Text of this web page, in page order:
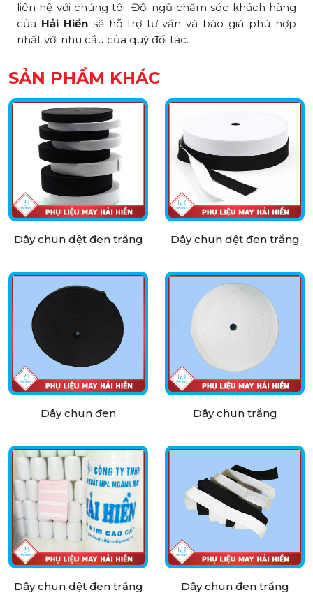
liên hệ với chúng tôi. Đội ngũ chăm sóc khách hàng
của Hải Hiềnsẽ hỗ trợ tư vấn và báo giá phù hợp
nhất với nhu cầu của quý đối tác.
SẢN PHẨM KHÁC
Dây chun dệt đen trắng Dây chun dệt đen trắng
Dây chun đen Dây chun trắng
Dây chun dệt đen trắng Dây chun đen trắng